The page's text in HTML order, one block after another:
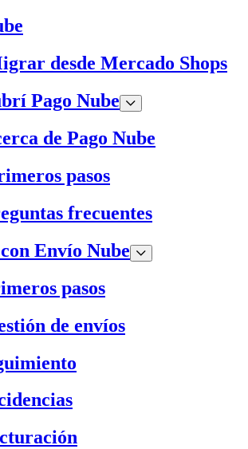
desde Mercado Shops
Pago Nube
de Pago Nube
pasos
frecuentes
Envío Nube
pasos
de envíos